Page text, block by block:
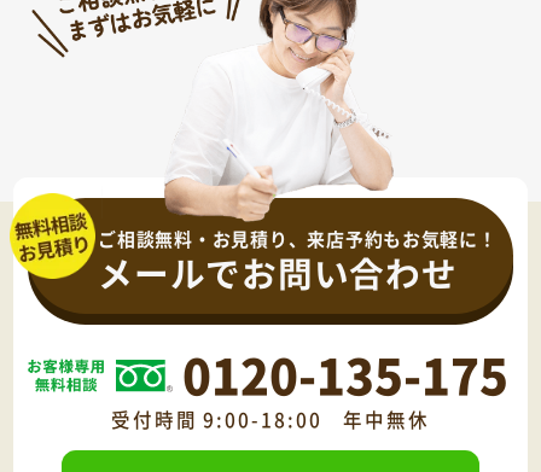
ご相談無料・お見積り、来店予約もお気軽に！
メールでお問い合わせ
0120-135-175
受付時間 9:00-18:00 年中無休